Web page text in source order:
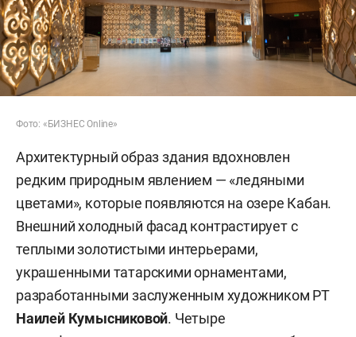
Фото: «БИЗНЕС Online»
Архитектурный образ здания вдохновлен
редким природным явлением — «ледяными
цветами», которые появляются на озере Кабан.
Внешний холодный фасад контрастирует с
теплыми золотистыми интерьерами,
украшенными татарскими орнаментами,
разработанными заслуженным художником РТ
Наилей Кумысниковой. Четыре